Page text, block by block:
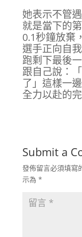
她表示不管
就是當下的
0.1秒鐘放棄
選手正向自
跑剩下最後
跟自己說：
了」這樣一
全力以赴的
Submit a
發佈留言必須填寫
示為 *